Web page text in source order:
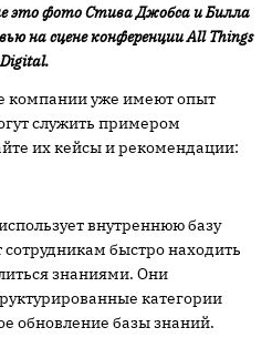
это фото Стива Джобса и Билла
на сцене конференции All Things
Digital.
компании уже имеют опыт
служить примером
их кейсы и рекомендации:
внутреннюю базу
сотрудникам быстро находить
знаниями. Они
категории
обновление базы знаний.